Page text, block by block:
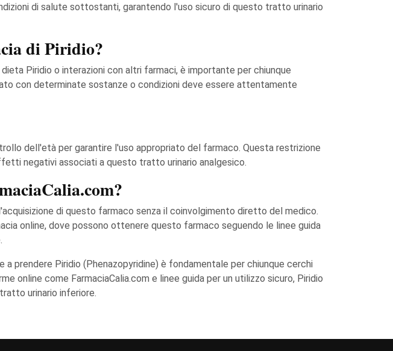
di salute sottostanti, garantendo l'uso sicuro di questo tratto urinario
di Piridio?
Piridio o interazioni con altri farmaci, è importante per chiunque
con determinate sostanze o condizioni deve essere attentamente
dell'età per garantire l'uso appropriato del farmaco. Questa restrizione
negativi associati a questo tratto urinario analgesico.
di questo farmaco senza il coinvolgimento diretto del medico.
online, dove possono ottenere questo farmaco seguendo le linee guida
prendere Piridio (Phenazopyridine) è fondamentale per chiunque cerchi
online come FarmaciaCalia.com e linee guida per un utilizzo sicuro, Piridio
urinario inferiore.